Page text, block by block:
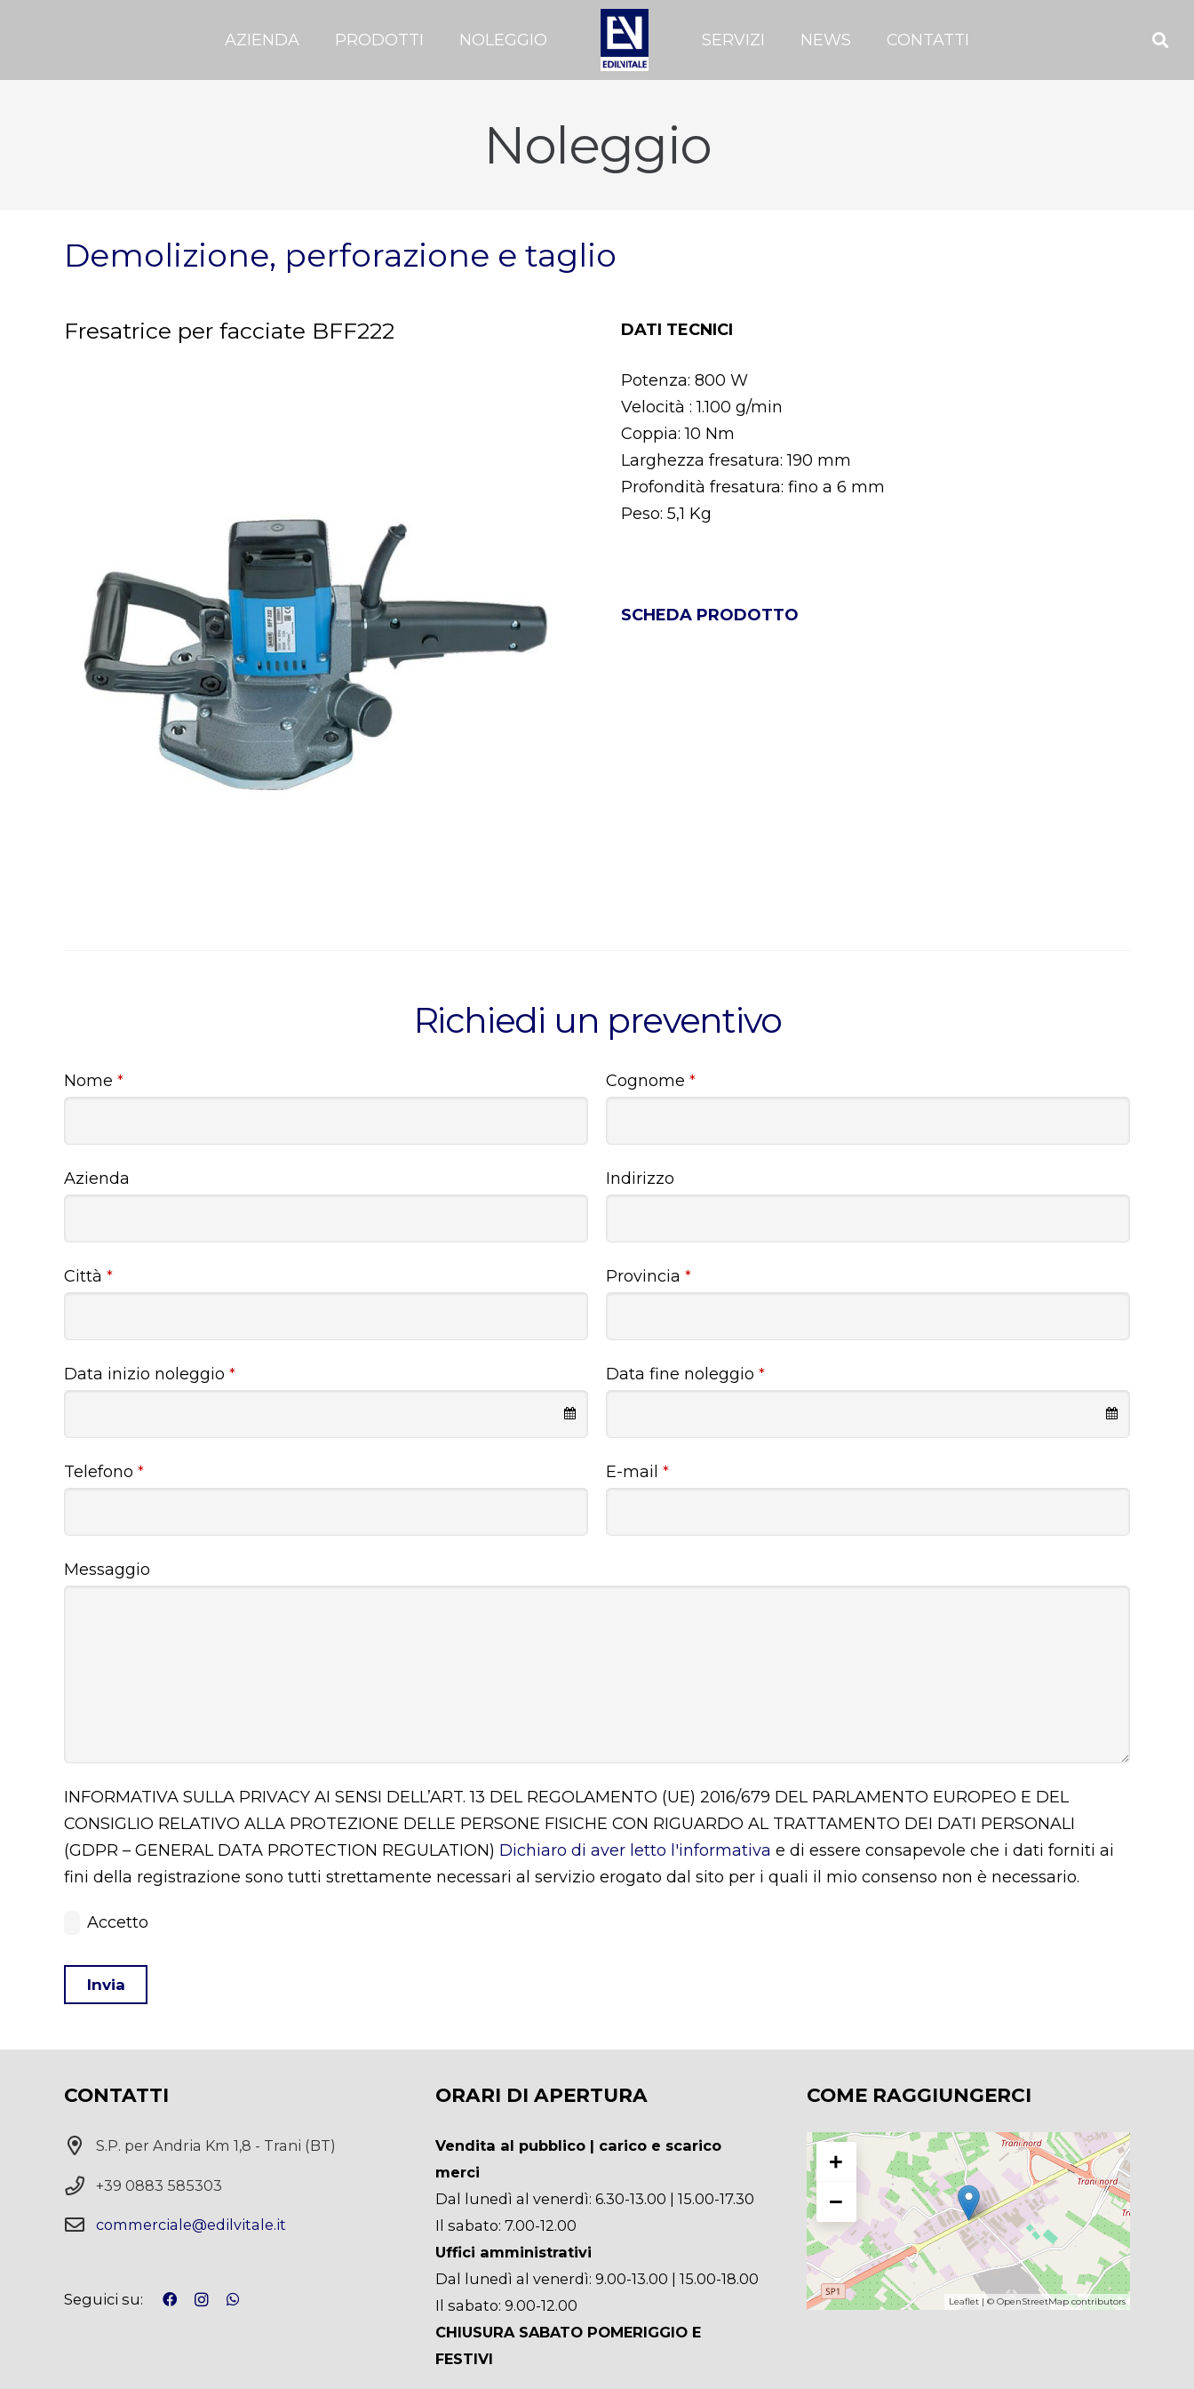
AZIENDA PRODOTTI NOLEGGIO SERVIZI NEWS CONTATTI
Noleggio
Demolizione, perforazione e taglio
Fresatrice per facciate BFF222 DATI TECNICI
Potenza: 800 W
Velocità : 1.100 g/min
Coppia: 10 Nm
Larghezza fresatura: 190 mm
Profondità fresatura: fino a 6 mm
Peso: 5,1 Kg
SCHEDA PRODOTTO
Richiedi un preventivo
Nome *
Azienda
Città *
Data inizio noleggio *
Telefono *
Cognome *
Indirizzo
Provincia *
Data fine noleggio *
E-mail *
Messaggio
INFORMATIVA SULLA PRIVACY AI SENSI DELL’ART. 13 DEL REGOLAMENTO (UE) 2016/679 DEL PARLAMENTO EUROPEO E DEL
CONSIGLIO RELATIVO ALLA PROTEZIONE DELLE PERSONE FISICHE CON RIGUARDO AL TRATTAMENTO DEI DATI PERSONALI
(GDPR – GENERAL DATA PROTECTION REGULATION) Dichiaro di aver letto l'informativa e di essere consapevole che i dati forniti ai
fini della registrazione sono tutti strettamente necessari al servizio erogato dal sito per i quali il mio consenso non è necessario.
Accetto
Invia
should
left
CONTATTI
S.P. per Andria Km 1,8 - Trani (BT)
+39 0883 585303
commerciale@edilvitale.it
Seguici su:
ORARI DI APERTURA
Vendita al pubblico | carico e scarico
merci
Dal lunedì al venerdì: 6.30-13.00 | 15.00-17.30
Il sabato: 7.00-12.00
Uffici amministrativi
Dal lunedì al venerdì: 9.00-13.00 | 15.00-18.00
Il sabato: 9.00-12.00
CHIUSURA SABATO POMERIGGIO E
FESTIVI
COME RAGGIUNGERCI
+
−
Leaflet| © OpenStreetMapcontributors